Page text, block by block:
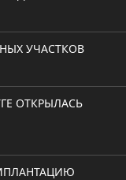
УЧАСТКОВ
ОТКРЫЛАСЬ